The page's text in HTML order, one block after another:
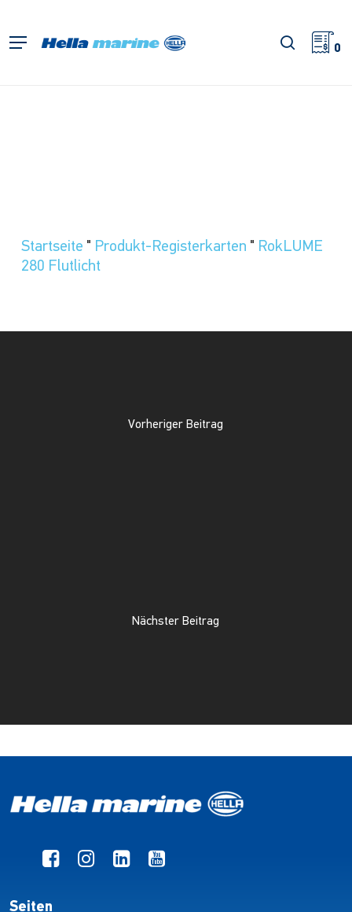
springen
Menü Suche
0
Startseite " Produkt-Registerkarten " RokLUME
280 Flutlicht
Vorheriger Beitrag
Nächster Beitrag
Seiten